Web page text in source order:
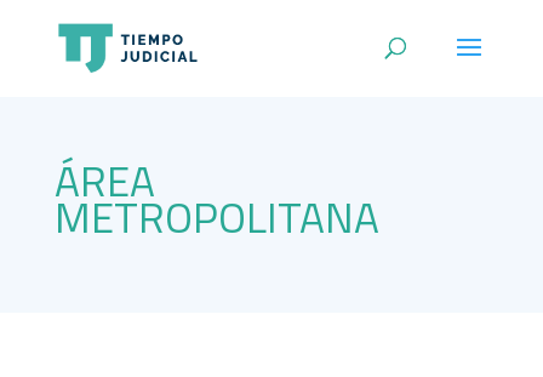
ÁREA
METROPOLITANA